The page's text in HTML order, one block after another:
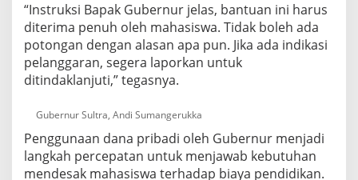
i
l
i
r
u
t
k
1
5
“Instruksi Bapak Gubernur jelas, bantuan ini harus
diterima penuh oleh mahasiswa. Tidak boleh ada
potongan dengan alasan apa pun. Jika ada indikasi
pelanggaran, segera laporkan untuk
ditindaklanjuti,” tegasnya.
Gubernur Sultra, Andi Sumangerukka
Penggunaan dana pribadi oleh Gubernur menjadi
langkah percepatan untuk menjawab kebutuhan
mendesak mahasiswa terhadap biaya pendidikan.